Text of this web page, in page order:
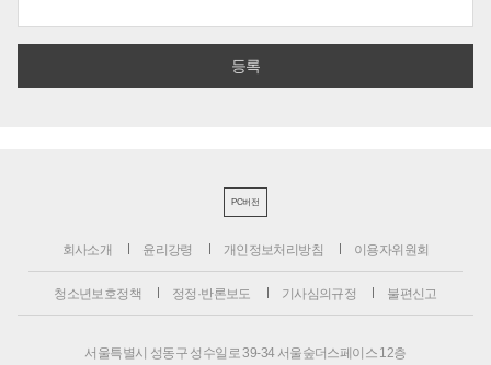
PC버전
회사소개 윤리강령 개인정보처리방침 이용자위원회
청소년보호정책 정정·반론보도 기사심의규정 불편신고
서울특별시 성동구 성수일로 39-34 서울숲더스페이스 12층